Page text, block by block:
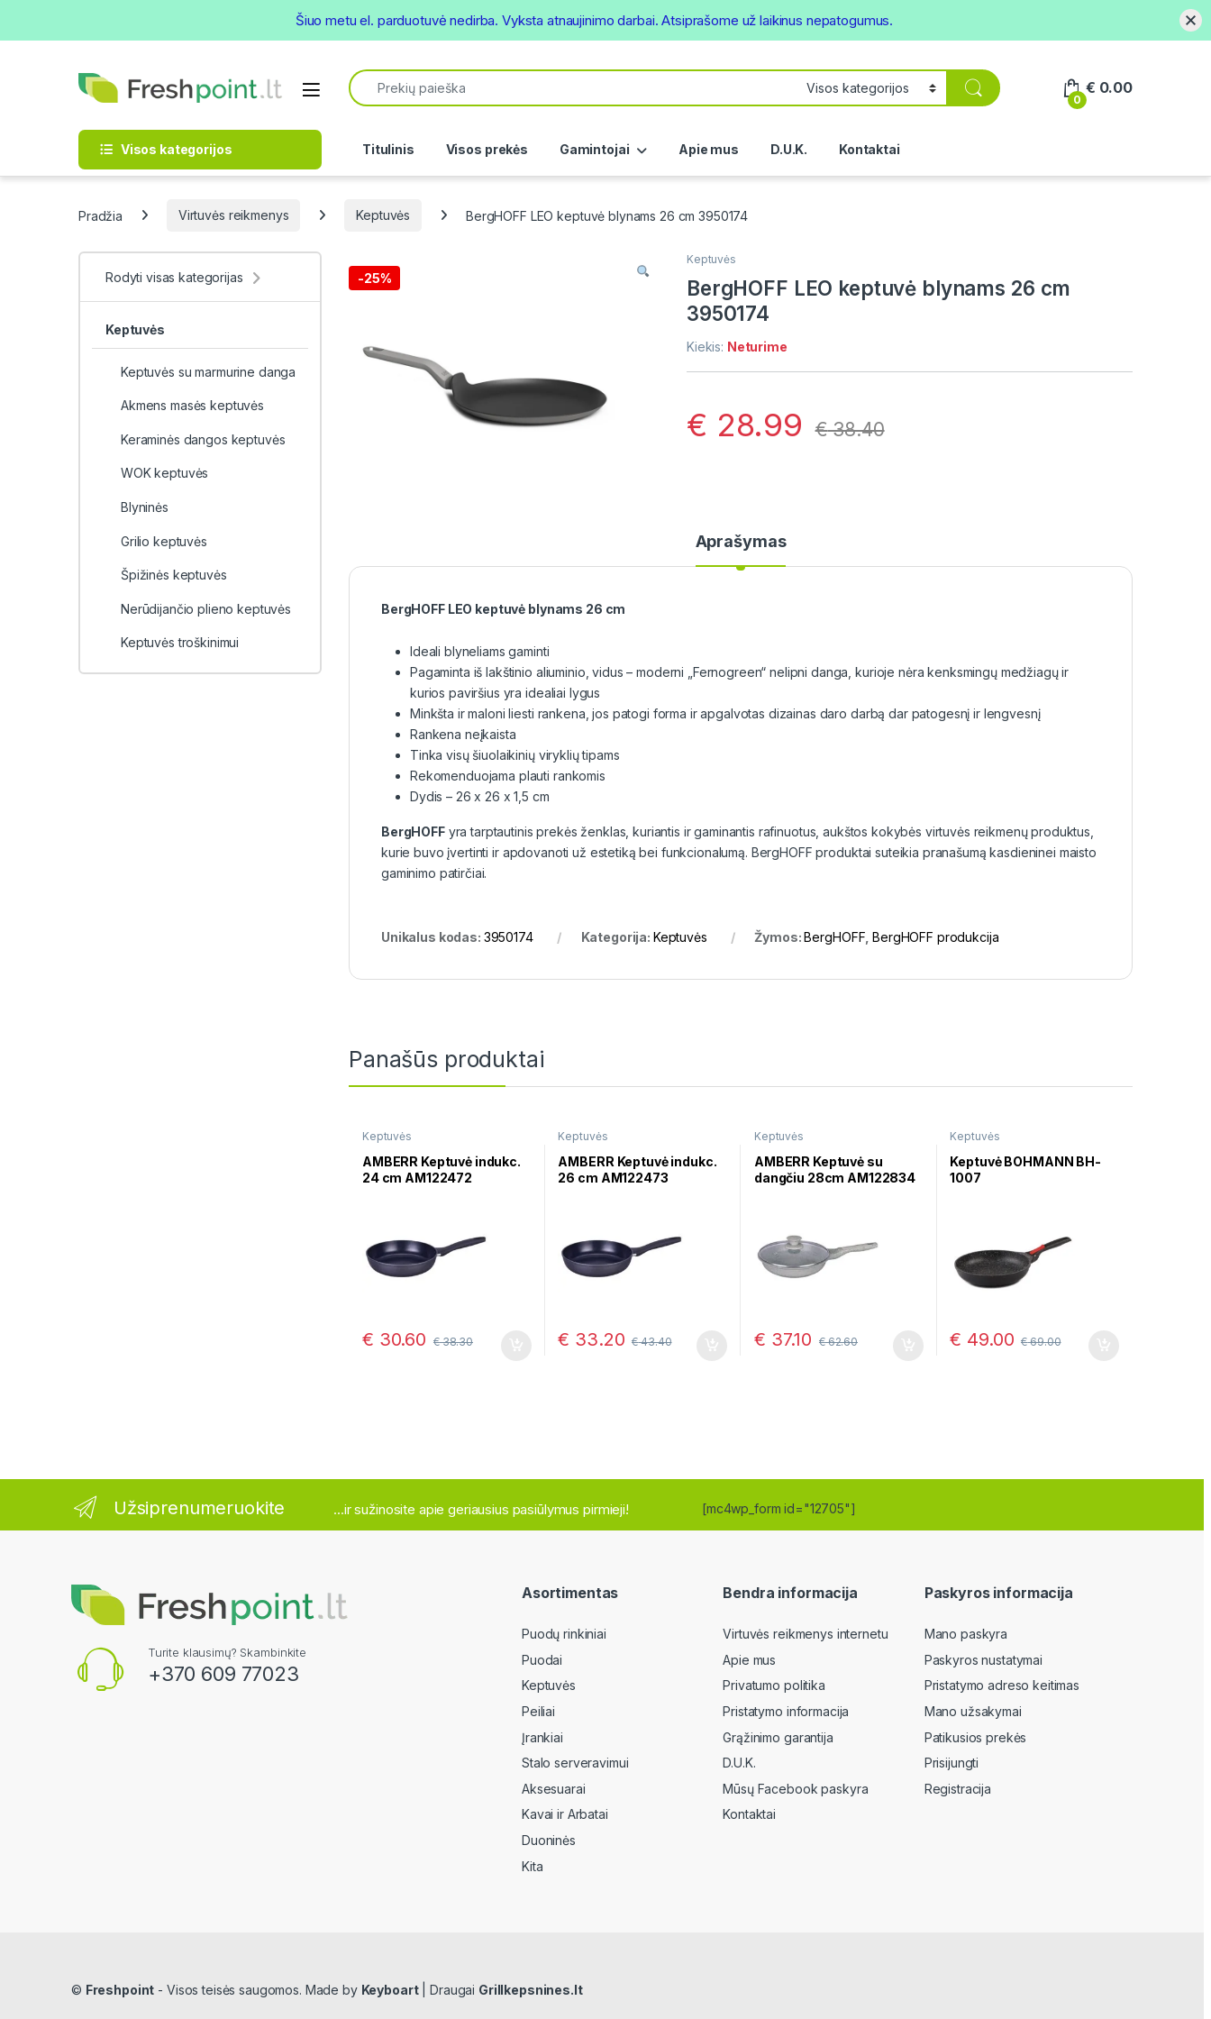
Open
Search for:
0
€ 0.00
Visos kategorijos Titulinis Visos prekės Gamintojai Apie mus D.U.K. Kontaktai
Pradžia Virtuvės reikmenys Keptuvės BergHOFF LEO keptuvė blynams 26 cm 3950174
-25%
Keptuvės
BergHOFF LEO keptuvė blynams 26 cm
3950174
Kiekis: Neturime
€ 28.99 €38.40
Aprašymas
BergHOFF LEO keptuvė blynams 26 cm
Ideali blyneliams gaminti
Pagaminta iš lakštinio aliuminio, vidus – moderni „Fernogreen“ nelipni danga, kurioje nėra kenksmingų medžiagų ir
kurios paviršius yra idealiai lygus
Minkšta ir maloni liesti rankena, jos patogi forma ir apgalvotas dizainas daro darbą dar patogesnį ir lengvesnį
Rankena neįkaista
Tinka visų šiuolaikinių viryklių tipams
Rekomenduojama plauti rankomis
Dydis – 26 x 26 x 1,5 cm
BergHOFFyra tarptautinis prekės ženklas, kuriantis ir gaminantis rafinuotus, aukštos kokybės virtuvės reikmenų produktus,
kurie buvo įvertinti ir apdovanoti už estetiką bei funkcionalumą. BergHOFF produktai suteikia pranašumą kasdieninei maisto
gaminimo patirčiai.
Unikalus kodas: 3950174 Kategorija: Keptuvės Žymos:BergHOFF ,BergHOFF produkcija
Panašūs produktai
Keptuvės
AMBERR Keptuvė indukc.
24 cm AM122472
€ 30.60 €38.30
Keptuvės
AMBERR Keptuvė indukc.
26 cm AM122473
€ 33.20 €43.40
Keptuvės
AMBERR Keptuvė su
dangčiu 28cm AM122834
€ 37.10 €62.60
Keptuvės
Keptuvė BOHMANN BH-
1007
€ 49.00 €69.00
Rodyti visas kategorijas
Keptuvės
Keptuvės su marmurine danga
Akmens masės keptuvės
Keraminės dangos keptuvės
WOK keptuvės
Blyninės
Grilio keptuvės
Špižinės keptuvės
Nerūdijančio plieno keptuvės
Keptuvės troškinimui
Užsiprenumeruokite ...ir sužinosite apie geriausius pasiūlymus pirmieji! [mc4wp_form id="12705"]
Turite klausimų? Skambinkite
+370 609 77023
Asortimentas
Puodų rinkiniai
Puodai
Keptuvės
Peiliai
Įrankiai
Stalo serveravimui
Aksesuarai
Kavai ir Arbatai
Duoninės
Kita
Bendra informacija
Virtuvės reikmenys internetu
Apie mus
Privatumo politika
Pristatymo informacija
Grąžinimo garantija
D.U.K.
Mūsų Facebook paskyra
Kontaktai
Paskyros informacija
Mano paskyra
Paskyros nustatymai
Pristatymo adreso keitimas
Mano užsakymai
Patikusios prekės
Prisijungti
Registracija
© Freshpoint - Visos teisės saugomos. Made by Keyboart| Draugai Grillkepsnines.lt
Šiuo metu el. parduotuvė nedirba. Vyksta atnaujinimo darbai. Atsiprašome už laikinus nepatogumus.